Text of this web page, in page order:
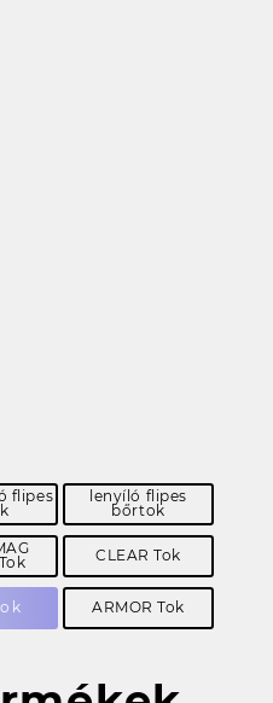
flipes
lenyíló flipes
bőrtok
CLEAR Tok
ARMOR Tok